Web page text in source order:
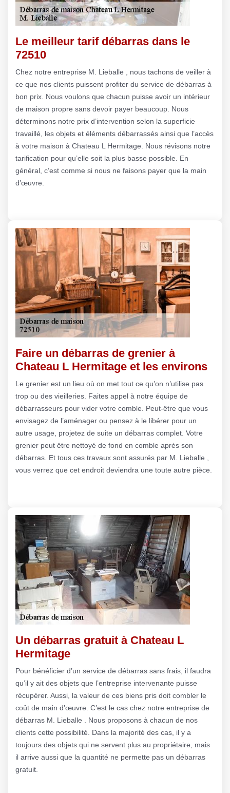
Le meilleur tarif débarras dans le
72510
Chez notre entreprise M. Lieballe , nous tachons de veiller à
ce que nos clients puissent profiter du service de débarras à
bon prix. Nous voulons que chacun puisse avoir un intérieur
de maison propre sans devoir payer beaucoup. Nous
déterminons notre prix d’intervention selon la superficie
travaillé, les objets et éléments débarrassés ainsi que l’accès
à votre maison à Chateau L Hermitage. Nous révisons notre
tarification pour qu’elle soit la plus basse possible. En
général, c’est comme si nous ne faisons payer que la main
d’œuvre.
Faire un débarras de grenier à
Chateau L Hermitage et les environs
Le grenier est un lieu où on met tout ce qu’on n’utilise pas
trop ou des vieilleries. Faites appel à notre équipe de
débarrasseurs pour vider votre comble. Peut-être que vous
envisagez de l’aménager ou pensez à le libérer pour un
autre usage, projetez de suite un débarras complet. Votre
grenier peut être nettoyé de fond en comble après son
débarras. Et tous ces travaux sont assurés par M. Lieballe ,
vous verrez que cet endroit deviendra une toute autre pièce.
Un débarras gratuit à Chateau L
Hermitage
Pour bénéficier d’un service de débarras sans frais, il faudra
qu’il y ait des objets que l’entreprise intervenante puisse
récupérer. Aussi, la valeur de ces biens pris doit combler le
coût de main d’œuvre. C’est le cas chez notre entreprise de
débarras M. Lieballe . Nous proposons à chacun de nos
clients cette possibilité. Dans la majorité des cas, il y a
toujours des objets qui ne servent plus au propriétaire, mais
il arrive aussi que la quantité ne permette pas un débarras
gratuit.